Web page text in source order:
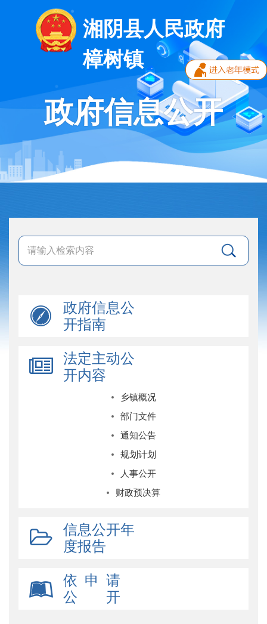
湘阴县人民政府
樟树镇
政府信息公开
政府信息公
开指南
法定主动公
开内容
乡镇概况
部门文件
通知公告
规划计划
人事公开
财政预决算
信息公开年
度报告
依 申 请
公 开